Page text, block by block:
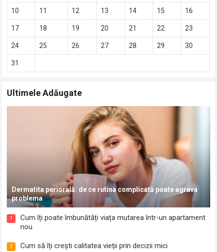
10 11 12 13 14 15 16
17 18 19 20 21 22 23
24 25 26 27 28 29 30
31
Ultimele Adăugate
Dermatita periorală: de ce rutina complicată poate agrava
problema
1
Cum îți poate îmbunătăți viața mutarea într-un apartament
nou
2 Cum să îți crești calitatea vieții prin decizii mici